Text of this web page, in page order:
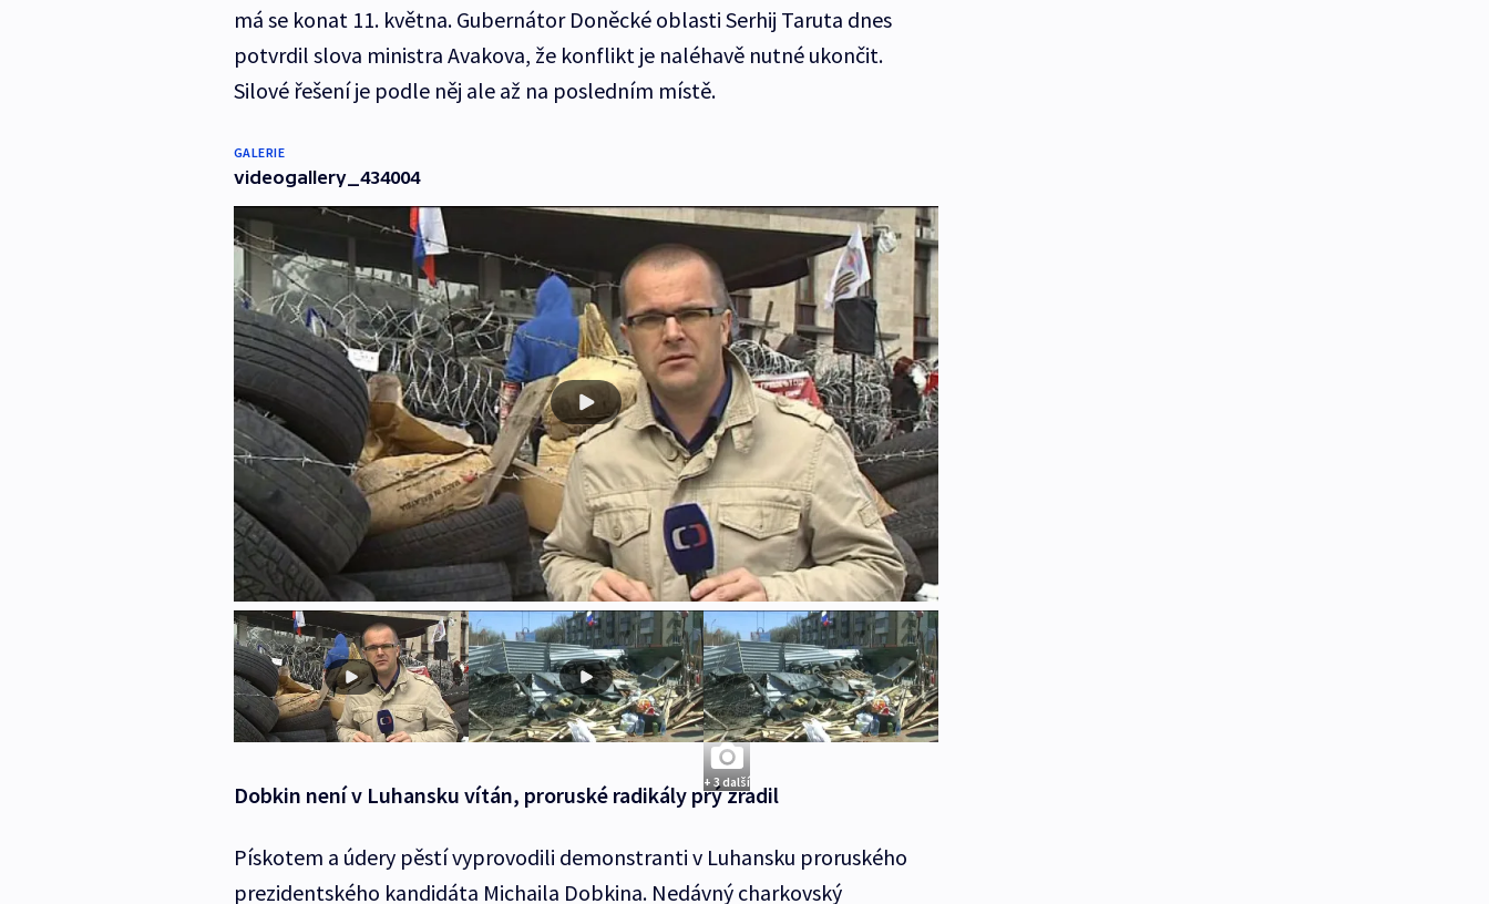
má se konat 11. května. Gubernátor Doněcké oblasti Serhij Taruta dnes
potvrdil slova ministra Avakova, že konflikt je naléhavě nutné ukončit.
Silové řešení je podle něj ale až na posledním místě.
GALERIE
videogallery_434004
+ 3 další
Dobkin není v Luhansku vítán, proruské radikály prý zradil
Pískotem a údery pěstí vyprovodili demonstranti v Luhansku proruského
prezidentského kandidáta Michaila Dobkina. Nedávný charkovský